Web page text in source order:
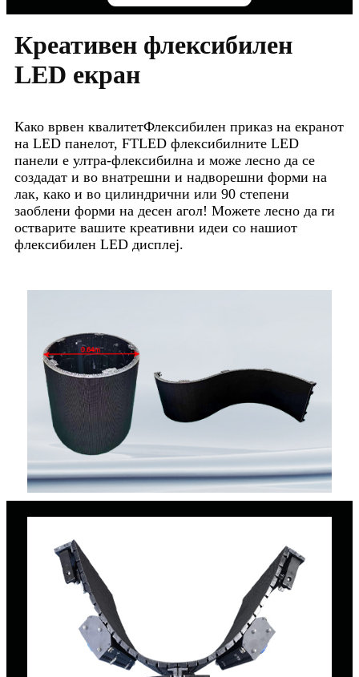
Креативен флексибилен
LED екран
Како врвен квалитетФлексибилен приказ на екранот
на LED панелот, FTLED флексибилните LED
панели е ултра-флексибилна и може лесно да се
создадат и во внатрешни и надворешни форми на
лак, како и во цилиндрични или 90 степени
заоблени форми на десен агол! Можете лесно да ги
остварите вашите креативни идеи со нашиот
флексибилен LED дисплеј.